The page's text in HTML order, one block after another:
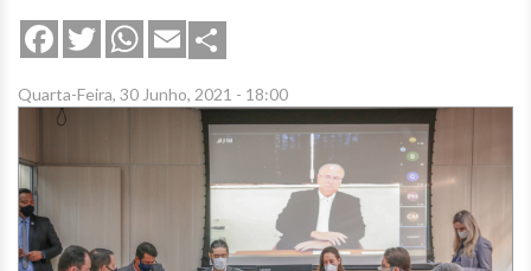
FacebookTwitterWhatsApp
Email
Quarta-Feira, 30 Junho, 2021 - 18:00